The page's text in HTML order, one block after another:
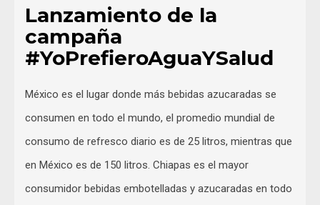
Lanzamiento de la
campaña
#YoPrefieroAguaYSalud
México es el lugar donde más bebidas azucaradas se
consumen en todo el mundo, el promedio mundial de
consumo de refresco diario es de 25 litros, mientras que
en México es de 150 litros. Chiapas es el mayor
consumidor bebidas embotelladas y azucaradas en todo